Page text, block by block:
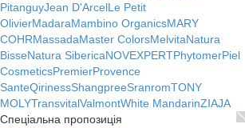
PitanguyJean D'ArcelLe Petit
OlivierMadaraMambino OrganicsMARY
COHRMassadaMaster ColorsMelvitaNatura
BisseNatura SibericaNOVEXPERTPhytomerPiel
CosmeticsPremierProvence
SanteQirinessShangpreeSranromTONY
MOLYTransvitalValmontWhite MandarinZIAJA
Спеціальна пропозиція